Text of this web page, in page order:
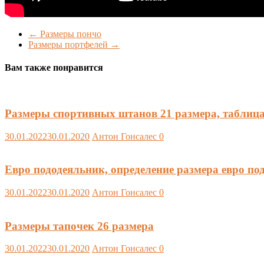
← Размеры пончо
Размеры портфелей →
Вам также понравится
Размеры спортивных штанов 21 размера,
30.01.202230.01.2020 Антон Гонсалес 0
Евро пододеяльник, определение размера евро
30.01.202230.01.2020 Антон Гонсалес 0
Размеры тапочек 26 размера
30.01.202230.01.2020 Антон Гонсалес 0